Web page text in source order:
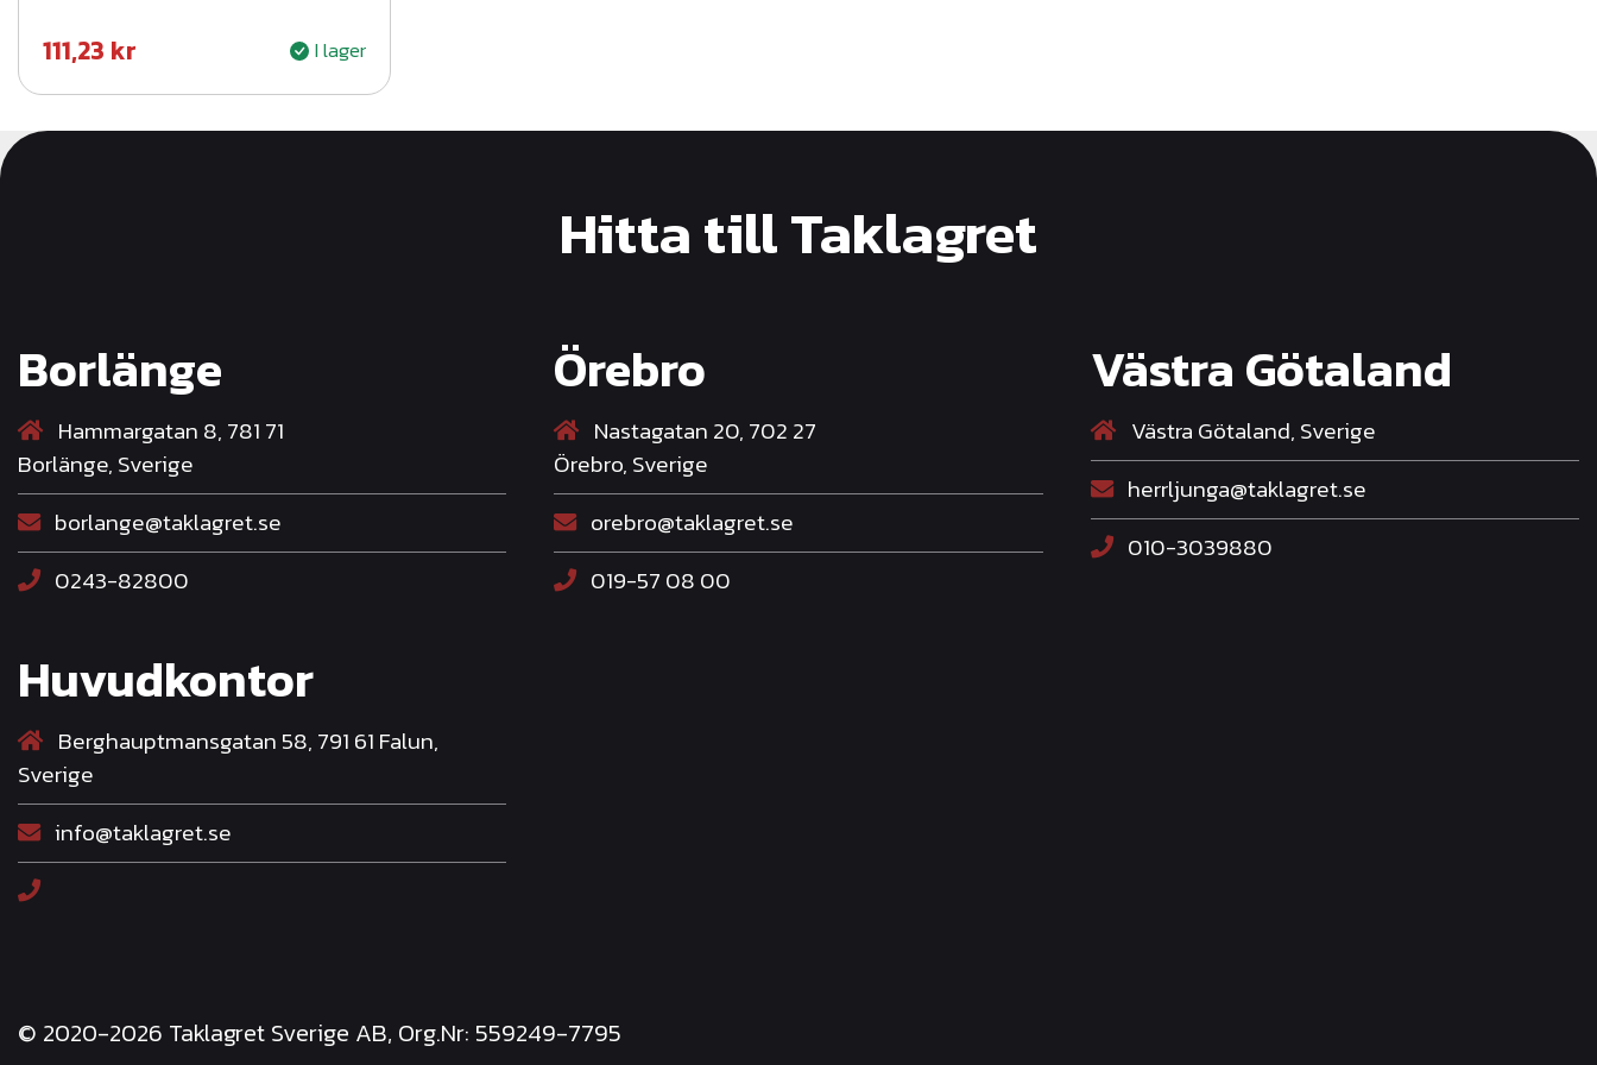
111,23 kr I lager
Hitta till Taklagret
Borlänge
Hammargatan 8, 781 71
Borlänge, Sverige
borlange@taklagret.se
0243-82800
Örebro
Nastagatan 20, 702 27
Örebro, Sverige
orebro@taklagret.se
019-57 08 00
Västra Götaland
Västra Götaland, Sverige
herrljunga@taklagret.se
010-3039880
Huvudkontor
Berghauptmansgatan 58, 791 61 Falun,
Sverige
info@taklagret.se
© 2020-2026 Taklagret Sverige AB, Org.Nr: 559249-7795